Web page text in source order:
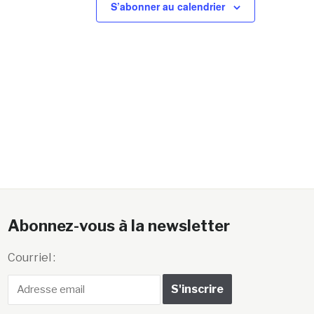
S’abonner au calendrier
Abonnez-vous à la newsletter
Courriel :